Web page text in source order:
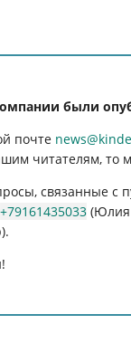
были
почте
читателям, то
связанные
+79161435033 (Юлия